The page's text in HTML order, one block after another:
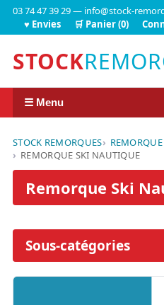
03 74 47 39 29 — info@stock-
♥ Envies 🛒 Panier (0)
STOCK
☰ Menu
STOCK REMORQUES
REMORQUE SKI NAUTIQUE
Remorque Ski
Sous-catégories